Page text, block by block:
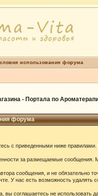
использования форума
- Портала по
форума
с приведенными ниже
за размещаемые сообщения.
сообщения, и не обязательно
У нас есть возможность
вы соглашаетесь не использовать